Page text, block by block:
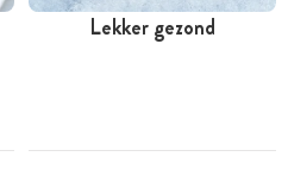
Lekker gezond